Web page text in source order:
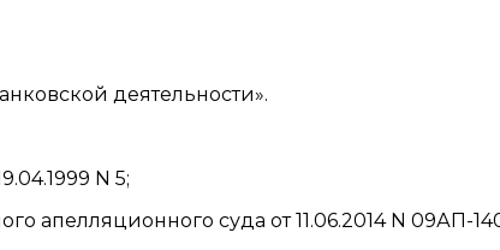
деятельности».
N 5;
апелляционного суда от 11.06.2014 N 09АП-